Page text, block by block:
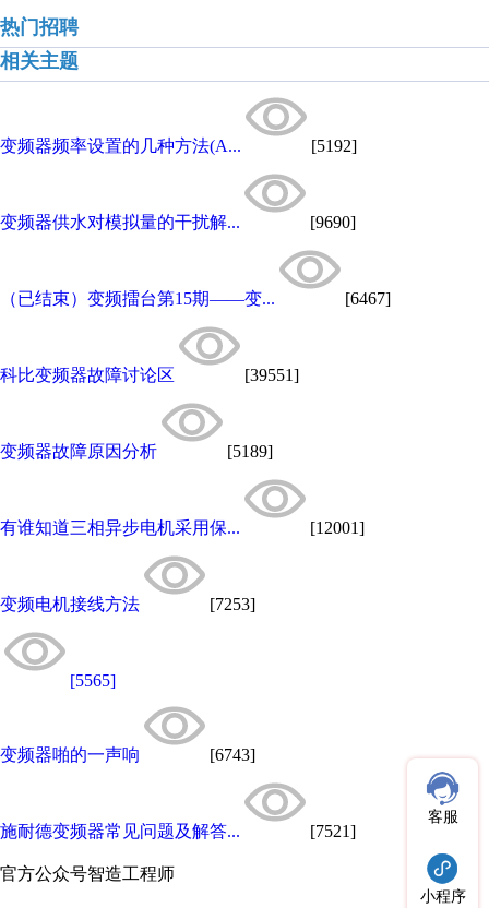
热门招聘
相关主题
变频器频率设置的几种方法(A... [5192]
变频器供水对模拟量的干扰解... [9690]
（已结束）变频擂台第15期——变... [6467]
科比变频器故障讨论区 [39551]
变频器故障原因分析 [5189]
有谁知道三相异步电机采用保... [12001]
变频电机接线方法 [7253]
[5565]
变频器啪的一声响 [6743]
施耐德变频器常见问题及解答... [7521]
官方公众号智造工程师
客服
小程序